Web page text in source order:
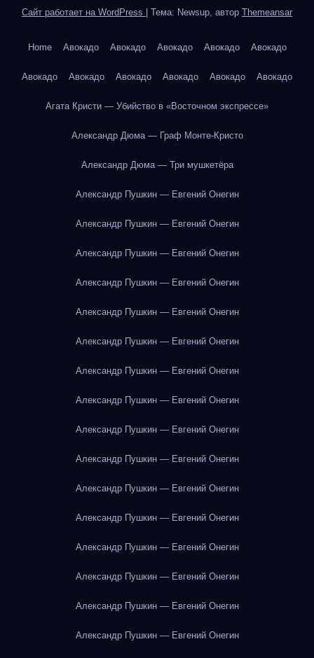
Сайт работает на WordPress Тема: Newsup, автор Themeansar
Home Авокадо Авокадо Авокадо Авокадо Авокадо
Авокадо Авокадо Авокадо Авокадо Авокадо Авокадо
Агата Кристи — Убийство в «Восточном экспрессе»
Александр Дюма — Граф Монте-Кристо
Александр Дюма — Три мушкетёра
Александр Пушкин — Евгений Онегин
Александр Пушкин — Евгений Онегин
Александр Пушкин — Евгений Онегин
Александр Пушкин — Евгений Онегин
Александр Пушкин — Евгений Онегин
Александр Пушкин — Евгений Онегин
Александр Пушкин — Евгений Онегин
Александр Пушкин — Евгений Онегин
Александр Пушкин — Евгений Онегин
Александр Пушкин — Евгений Онегин
Александр Пушкин — Евгений Онегин
Александр Пушкин — Евгений Онегин
Александр Пушкин — Евгений Онегин
Александр Пушкин — Евгений Онегин
Александр Пушкин — Евгений Онегин
Александр Пушкин — Евгений Онегин